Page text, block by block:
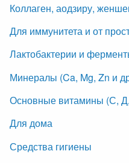
Коллаген, аодзиру,
Для иммунитета и от
Лактобактерии и
Минералы (Ca, Mg, Zn и
Основные витамины (С,
Для дома
Средства гигиены